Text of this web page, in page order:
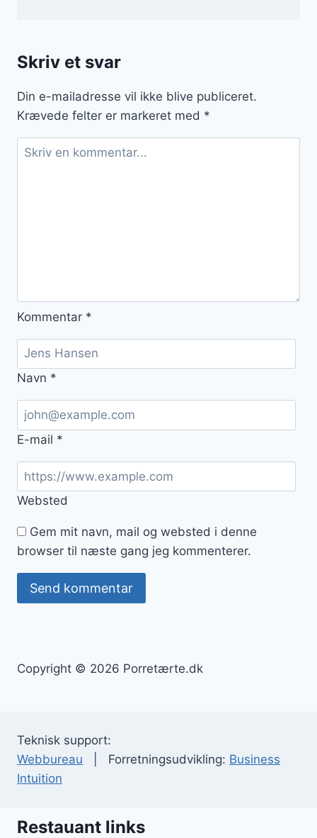
Skriv et svar
Din e-mailadresse vil ikke blive publiceret.
Krævede felter er markeret med *
Kommentar *
Navn *
E-mail *
Websted
Gem mit navn, mail og websted i denne
browser til næste gang jeg kommenterer.
Copyright © 2026 Porretærte.dk
Teknisk support:
Webbureau | Forretningsudvikling: Business
Intuition
Restauant links